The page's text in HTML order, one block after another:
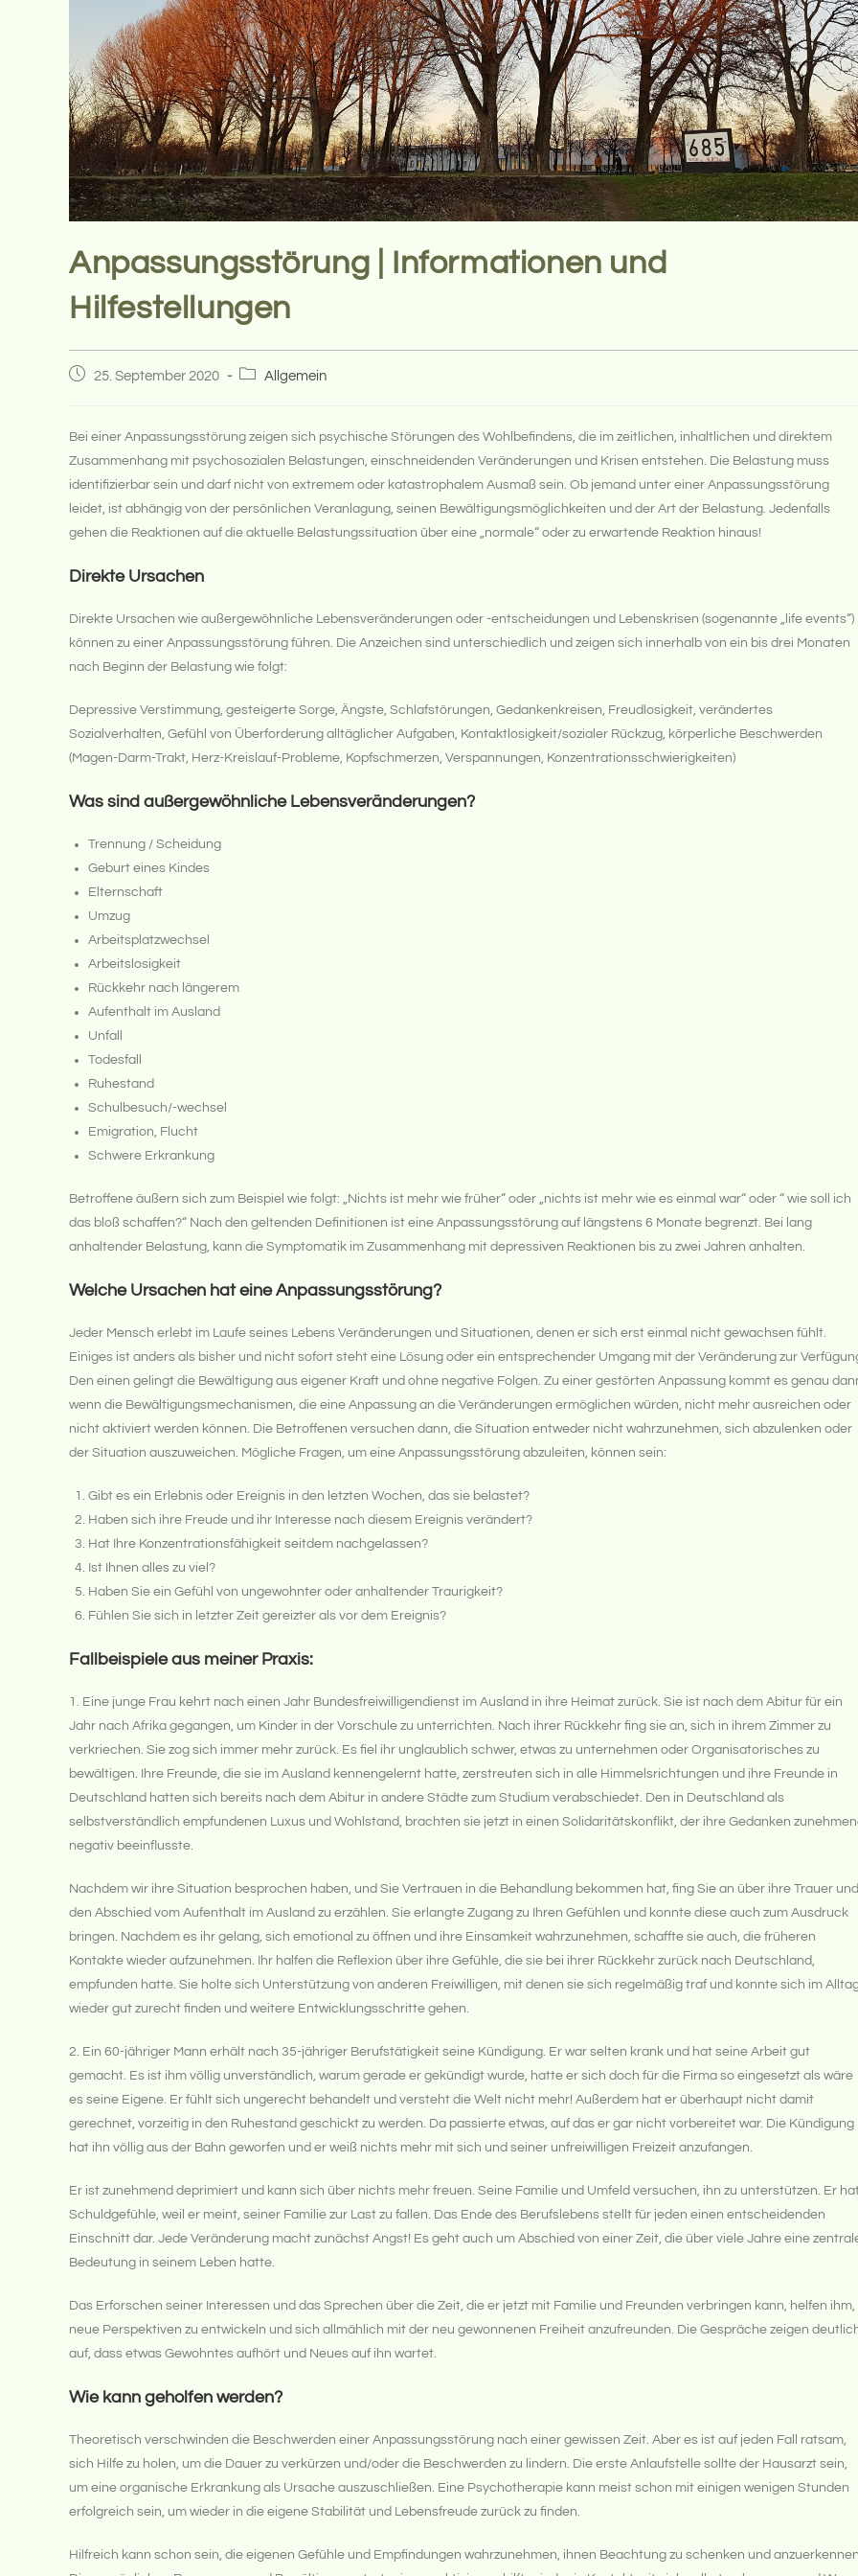
Anpassungsstörung | Informationen und
Hilfestellungen
Beitrag25. September 2020
Beitrags-
Allgemein
Bei einer Anpassungsstörung zeigen sich psychische Störungen des Wohlbefindens, die im zeitlichen, inhaltlichen und direktem
Zusammenhang mit psychosozialen Belastungen, einschneidenden Veränderungen und Krisen entstehen. Die Belastung muss
identifizierbar sein und darf nicht von extremem oder katastrophalem Ausmaß sein. Ob jemand unter einer Anpassungsstörung
leidet, ist abhängig von der persönlichen Veranlagung, seinen Bewältigungsmöglichkeiten und der Art der Belastung. Jedenfalls
gehen die Reaktionen auf die aktuelle Belastungssituation über eine „normale“ oder zu erwartende Reaktion hinaus!
Direkte Ursachen
Direkte Ursachen wie außergewöhnliche Lebensveränderungen oder -entscheidungen und Lebenskrisen (sogenannte „life events“)
können zu einer Anpassungsstörung führen. Die Anzeichen sind unterschiedlich und zeigen sich innerhalb von ein bis drei Monaten
nach Beginn der Belastung wie folgt:
Depressive Verstimmung, gesteigerte Sorge, Ängste, Schlafstörungen, Gedankenkreisen, Freudlosigkeit, verändertes
Sozialverhalten, Gefühl von Überforderung alltäglicher Aufgaben, Kontaktlosigkeit/sozialer Rückzug, körperliche Beschwerden
(Magen-Darm-Trakt, Herz-Kreislauf-Probleme, Kopfschmerzen, Verspannungen, Konzentrationsschwierigkeiten)
Was sind außergewöhnliche Lebensveränderungen?
Trennung / Scheidung
Geburt eines Kindes
Elternschaft
Umzug
Arbeitsplatzwechsel
Arbeitslosigkeit
Rückkehr nach längerem
Aufenthalt im Ausland
Unfall
Todesfall
Ruhestand
Schulbesuch/-wechsel
Emigration, Flucht
Schwere Erkrankung
Betroffene äußern sich zum Beispiel wie folgt: „Nichts ist mehr wie früher“ oder „nichts ist mehr wie es einmal war“ oder “ wie soll ich
das bloß schaffen?“ Nach den geltenden Definitionen ist eine Anpassungsstörung auf längstens 6 Monate begrenzt. Bei lang
anhaltender Belastung, kann die Symptomatik im Zusammenhang mit depressiven Reaktionen bis zu zwei Jahren anhalten.
Welche Ursachen hat eine Anpassungsstörung?
Jeder Mensch erlebt im Laufe seines Lebens Veränderungen und Situationen, denen er sich erst einmal nicht gewachsen fühlt.
Einiges ist anders als bisher und nicht sofort steht eine Lösung oder ein entsprechender Umgang mit der Veränderung zur
Den einen gelingt die Bewältigung aus eigener Kraft und ohne negative Folgen. Zu einer gestörten Anpassung kommt es genau
wenn die Bewältigungsmechanismen, die eine Anpassung an die Veränderungen ermöglichen würden, nicht mehr ausreichen oder
nicht aktiviert werden können. Die Betroffenen versuchen dann, die Situation entweder nicht wahrzunehmen, sich abzulenken oder
der Situation auszuweichen. Mögliche Fragen, um eine Anpassungsstörung abzuleiten, können sein:
Gibt es ein Erlebnis oder Ereignis in den letzten Wochen, das sie belastet?
Haben sich ihre Freude und ihr Interesse nach diesem Ereignis verändert?
Hat Ihre Konzentrationsfähigkeit seitdem nachgelassen?
Ist Ihnen alles zu viel?
Haben Sie ein Gefühl von ungewohnter oder anhaltender Traurigkeit?
Fühlen Sie sich in letzter Zeit gereizter als vor dem Ereignis?
Fallbeispiele aus meiner Praxis:
1. Eine junge Frau kehrt nach einen Jahr Bundesfreiwilligendienst im Ausland in ihre Heimat zurück. Sie ist nach dem Abitur für ein
Jahr nach Afrika gegangen, um Kinder in der Vorschule zu unterrichten. Nach ihrer Rückkehr fing sie an, sich in ihrem Zimmer zu
verkriechen. Sie zog sich immer mehr zurück. Es fiel ihr unglaublich schwer, etwas zu unternehmen oder Organisatorisches zu
bewältigen. Ihre Freunde, die sie im Ausland kennengelernt hatte, zerstreuten sich in alle Himmelsrichtungen und ihre Freunde in
Deutschland hatten sich bereits nach dem Abitur in andere Städte zum Studium verabschiedet. Den in Deutschland als
selbstverständlich empfundenen Luxus und Wohlstand, brachten sie jetzt in einen Solidaritätskonflikt, der ihre Gedanken
negativ beeinflusste.
Nachdem wir ihre Situation besprochen haben, und Sie Vertrauen in die Behandlung bekommen hat, fing Sie an über ihre Trauer und
den Abschied vom Aufenthalt im Ausland zu erzählen. Sie erlangte Zugang zu Ihren Gefühlen und konnte diese auch zum Ausdruck
bringen. Nachdem es ihr gelang, sich emotional zu öffnen und ihre Einsamkeit wahrzunehmen, schaffte sie auch, die früheren
Kontakte wieder aufzunehmen. Ihr halfen die Reflexion über ihre Gefühle, die sie bei ihrer Rückkehr zurück nach Deutschland,
empfunden hatte. Sie holte sich Unterstützung von anderen Freiwilligen, mit denen sie sich regelmäßig traf und konnte sich im
wieder gut zurecht finden und weitere Entwicklungsschritte gehen.
2. Ein 60-jähriger Mann erhält nach 35-jähriger Berufstätigkeit seine Kündigung. Er war selten krank und hat seine Arbeit gut
gemacht. Es ist ihm völlig unverständlich, warum gerade er gekündigt wurde, hatte er sich doch für die Firma so eingesetzt als wäre
es seine Eigene. Er fühlt sich ungerecht behandelt und versteht die Welt nicht mehr! Außerdem hat er überhaupt nicht damit
gerechnet, vorzeitig in den Ruhestand geschickt zu werden. Da passierte etwas, auf das er gar nicht vorbereitet war. Die Kündigung
hat ihn völlig aus der Bahn geworfen und er weiß nichts mehr mit sich und seiner unfreiwilligen Freizeit anzufangen.
Er ist zunehmend deprimiert und kann sich über nichts mehr freuen. Seine Familie und Umfeld versuchen, ihn zu unterstützen. Er
Schuldgefühle, weil er meint, seiner Familie zur Last zu fallen. Das Ende des Berufslebens stellt für jeden einen entscheidenden
Einschnitt dar. Jede Veränderung macht zunächst Angst! Es geht auch um Abschied von einer Zeit, die über viele Jahre eine
Bedeutung in seinem Leben hatte.
Das Erforschen seiner Interessen und das Sprechen über die Zeit, die er jetzt mit Familie und Freunden verbringen kann, helfen ihm,
neue Perspektiven zu entwickeln und sich allmählich mit der neu gewonnenen Freiheit anzufreunden. Die Gespräche zeigen
auf, dass etwas Gewohntes aufhört und Neues auf ihn wartet.
Wie kann geholfen werden?
Theoretisch verschwinden die Beschwerden einer Anpassungsstörung nach einer gewissen Zeit. Aber es ist auf jeden Fall ratsam,
sich Hilfe zu holen, um die Dauer zu verkürzen und/oder die Beschwerden zu lindern. Die erste Anlaufstelle sollte der Hausarzt sein,
um eine organische Erkrankung als Ursache auszuschließen. Eine Psychotherapie kann meist schon mit einigen wenigen Stunden
erfolgreich sein, um wieder in die eigene Stabilität und Lebensfreude zurück zu finden.
Hilfreich kann schon sein, die eigenen Gefühle und Empfindungen wahrzunehmen, ihnen Beachtung zu schenken und